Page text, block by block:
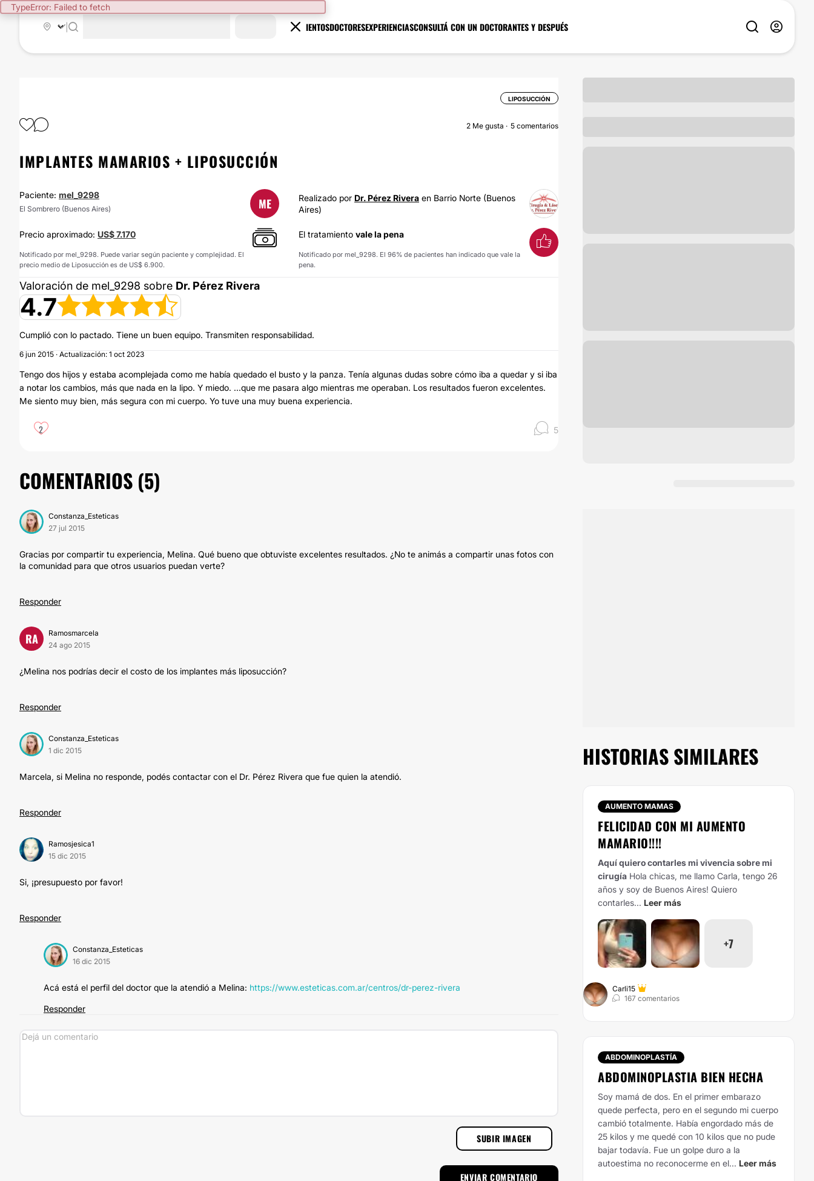
TypeError: Failed to fetch
TRATAMIENTOSDOCTORESEXPERIENCIASCONSULTÁ CON UN DOCTORANTES Y DESPUÉS
LIPOSUCCIÓN
2 Me gusta 5 comentarios
IMPLANTES MAMARIOS + LIPOSUCCIÓN
Paciente: mel_9298
El Sombrero (Buenos Aires) ME Realizado por Dr. Pérez Rivera en Barrio Norte (Buenos
Aires)
Precio aproximado: US$ 7.170
Notificado por mel_9298. Puede variar según paciente y complejidad. El
precio medio de Liposucción es de US$ 6.900.
El tratamiento vale la pena
Notificado por mel_9298. El 96% de pacientes han indicado que vale la
pena.
Valoración de mel_9298 sobre Dr. Pérez Rivera
4.7
Cumplió con lo pactado. Tiene un buen equipo. Transmiten responsabilidad.
6 jun 2015 · Actualización: 1 oct 2023
Tengo dos hijos y estaba acomplejada como me había quedado el busto y la panza. Tenía algunas dudas sobre cómo iba a quedar y si iba
a notar los cambios, más que nada en la lipo. Y miedo. ...que me pasara algo mientras me operaban. Los resultados fueron excelentes.
Me siento muy bien, más segura con mi cuerpo. Yo tuve una muy buena experiencia.
2 5
COMENTARIOS (5)
Constanza_Esteticas
27 jul 2015
Gracias por compartir tu experiencia, Melina. Qué bueno que obtuviste excelentes resultados. ¿No te animás a compartir unas fotos con
la comunidad para que otros usuarios puedan verte?
Responder
RA
Ramosmarcela
24 ago 2015
¿Melina nos podrías decir el costo de los implantes más liposucción?
Responder
Constanza_Esteticas
1 dic 2015
Marcela, si Melina no responde, podés contactar con el Dr. Pérez Rivera que fue quien la atendió.
Responder
Ramosjesica1
15 dic 2015
Si, ¡presupuesto por favor!
Responder
Constanza_Esteticas
16 dic 2015
Acá está el perfil del doctor que la atendió a Melina: https://www.esteticas.com.ar/centros/dr-perez-rivera
Responder
SUBIR IMAGEN
HISTORIAS SIMILARES
AUMENTO MAMAS
FELICIDAD CON MI AUMENTO
MAMARIO!!!!
Aquí quiero contarles mi vivencia sobre mi
cirugía Hola chicas, me llamo Carla, tengo 26
años y soy de Buenos Aires! Quiero
contarles... Leer más
+7
Carli15
167 comentarios
ABDOMINOPLASTÍA
ABDOMINOPLASTIA BIEN HECHA
Soy mamá de dos. En el primer embarazo
quede perfecta, pero en el segundo mi cuerpo
cambió totalmente. Había engordado más de
25 kilos y me quedé con 10 kilos que no pude
bajar todavía. Fue un golpe duro a la
autoestima no reconocerme en el... Leer más